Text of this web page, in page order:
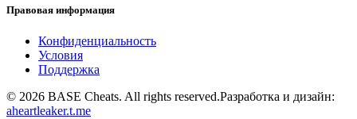
Правовая информация
Конфиденциальность
Условия
Поддержка
© 2026 BASE Cheats. All rights reserved.Разработка и дизайн:
aheartleaker.t.me